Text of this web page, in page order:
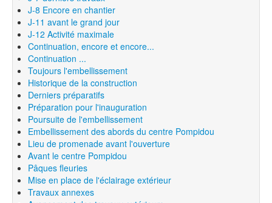
J-8 Encore en chantier
J-11 avant le grand jour
J-12 Activité maximale
Continuation, encore et encore...
Continuation ...
Toujours l'embellissement
Historique de la construction
Derniers préparatifs
Préparation pour l'inauguration
Poursuite de l'embellissement
Embellissement des abords du centre Pompidou
Lieu de promenade avant l'ouverture
Avant le centre Pompidou
Pâques fleuries
Mise en place de l'éclairage extérieur
Travaux annexes